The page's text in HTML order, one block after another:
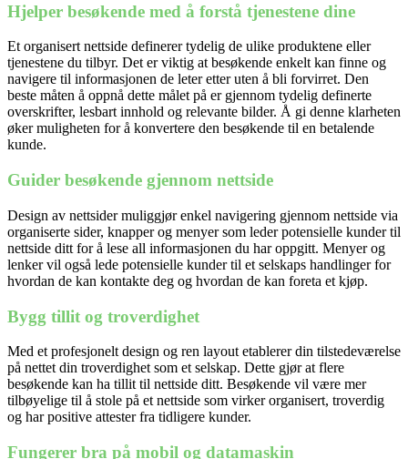
Hjelper besøkende med å forstå tjenestene dine
Et organisert nettside definerer tydelig de ulike produktene eller
tjenestene du tilbyr. Det er viktig at besøkende enkelt kan finne og
navigere til informasjonen de leter etter uten å bli forvirret. Den
beste måten å oppnå dette målet på er gjennom tydelig definerte
overskrifter, lesbart innhold og relevante bilder. Å gi denne klarheten
øker muligheten for å konvertere den besøkende til en betalende
kunde.
Guider besøkende gjennom nettside
Design av nettsidermuliggjør enkel navigering gjennom nettside via
organiserte sider, knapper og menyer som leder potensielle kunder til
nettside ditt for å lese all informasjonen du har oppgitt. Menyer og
lenker vil også lede potensielle kunder til et selskaps handlinger for
hvordan de kan kontakte deg og hvordan de kan foreta et kjøp.
Bygg tillit og troverdighet
Med et profesjonelt design og ren layout etablerer din tilstedeværelse
på nettet din troverdighet som et selskap. Dette gjør at flere
besøkende kan ha tillit til nettside ditt. Besøkende vil være mer
tilbøyelige til å stole på et nettside som virker organisert, troverdig
og har positive attester fra tidligere kunder.
Fungerer bra på mobil og datamaskin